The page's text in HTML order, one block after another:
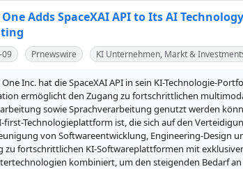
Adds SpaceXAI API to Its AI
09 Prnewswire KI Unternehmen, Markt &
One Inc. hat die SpaceXAI API in sein KI-Technologie-
ermöglicht den Zugang zu fortschrittlichen
sowie Sprachverarbeitung genutzt werden
first-Technologieplattform ist, die sich auf den
von Softwareentwicklung, Engineering-Design
zu fortschrittlichen KI-Softwareplattformen mit
kombiniert, um den steigenden Bedarf